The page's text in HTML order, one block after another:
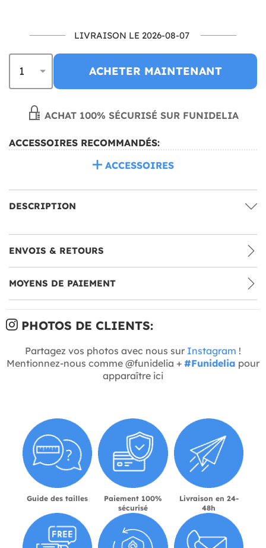
LIVRAISON LE 2026-08-07
ACHETER MAINTENANT
ACHAT 100% SÉCURISÉ SUR FUNIDELIA
ACCESSOIRES RECOMMANDÉS:
ACCESSOIRES
DESCRIPTION
ENVOIS & RETOURS
MOYENS DE PAIEMENT
PHOTOS DE CLIENTS:
Partagez vos photos avec nous sur Instagram !
Mentionnez-nous comme @funidelia + #Funidelia pour
apparaître ici
Guide des tailles
Paiement 100%
sécurisé
Livraison en 24-
48h